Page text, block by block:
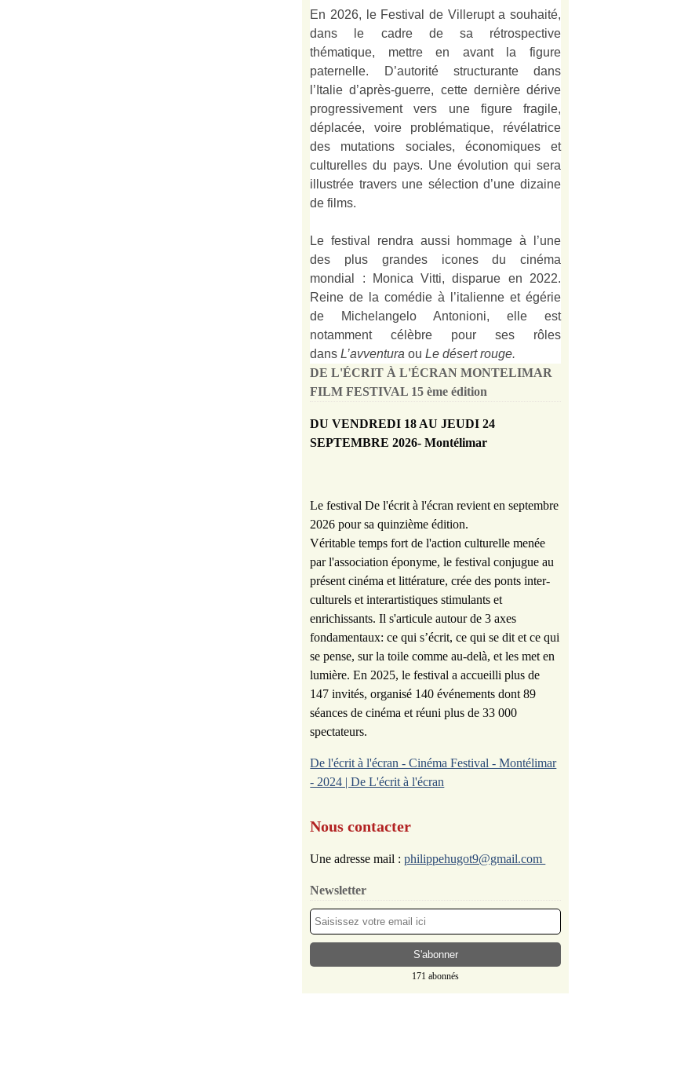
En 2026, le Festival de Villerupt a souhaité,
dans le cadre de sa rétrospective
thématique, mettre en avant la figure
paternelle. D’autorité structurante dans
l’Italie d’après-guerre, cette dernière dérive
progressivement vers une figure fragile,
déplacée, voire problématique, révélatrice
des mutations sociales, économiques et
culturelles du pays. Une évolution qui sera
illustrée travers une sélection d’une dizaine
de films.
Le festival rendra aussi hommage à l’une
des plus grandes icones du cinéma
mondial : Monica Vitti, disparue en 2022.
Reine de la comédie à l’italienne et égérie
de Michelangelo Antonioni, elle est
notamment célèbre pour ses rôles
dans L’avventura ou Le désert rouge.
DE L'ÉCRIT À L'ÉCRAN MONTELIMAR
FILM FESTIVAL 15 ème édition
DU VENDREDI 18 AU JEUDI 24
SEPTEMBRE 2026- Montélimar
Le festival De l'écrit à l'écran revient en septembre
2026 pour sa quinzième édition.
Véritable temps fort de l'action culturelle menée
par l'association éponyme, le festival conjugue au
présent cinéma et littérature, crée des ponts inter-
culturels et interartistiques stimulants et
enrichissants. Il s'articule autour de 3 axes
fondamentaux: ce qui s’écrit, ce qui se dit et ce qui
se pense, sur la toile comme au-delà, et les met en
lumière. En 2025, le festival a accueilli plus de
147 invités, organisé 140 événements dont 89
séances de cinéma et réuni plus de 33 000
spectateurs.
De l'écrit à l'écran - Cinéma Festival - Montélimar
- 2024 | De L'écrit à l'écran
Nous contacter
Une adresse mail :philippehugot9@gmail.com
Newsletter
171 abonnés